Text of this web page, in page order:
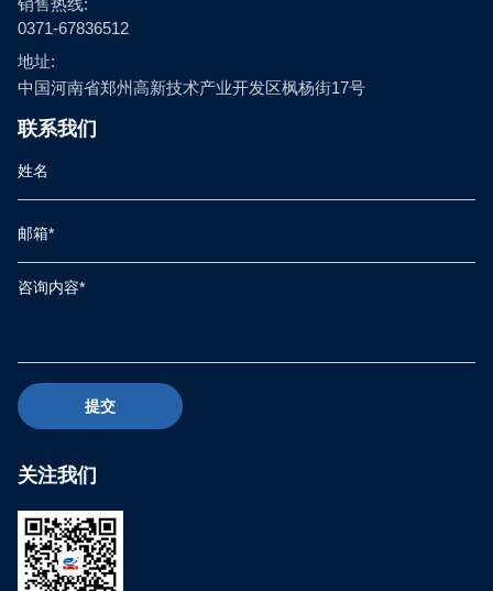
销售热线:
0371-67836512
地址:
中国河南省郑州高新技术产业开发区枫杨街17号
联系我们
提交
关注我们